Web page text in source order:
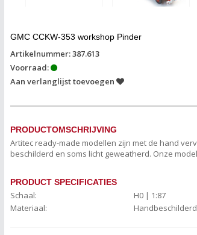
GMC CCKW-353 workshop Pinder
Artikelnummer: 387.613
Voorraad:
Aan verlanglijst toevoegen
PRODUCTOMSCHRIJVING
Artitec ready-made modellen zijn met de hand
beschilderd en soms licht geweatherd. Onze
PRODUCT SPECIFICATIES
Schaal:
H0 | 1:87
Materiaal: